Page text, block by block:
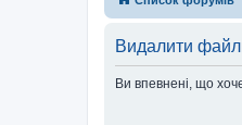
Видалити
Ви впевнені, що